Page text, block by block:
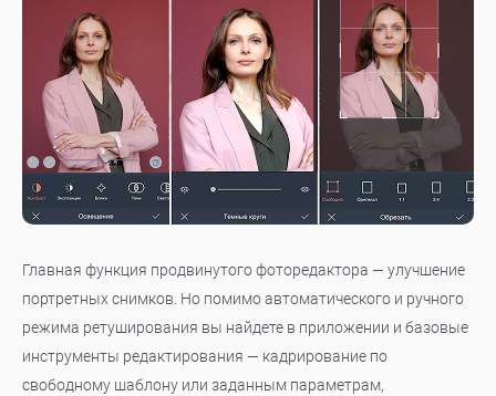
Главная функция продвинутого фоторедактора — улучшение
портретных снимков. Но помимо автоматического и ручного
режима ретуширования вы найдете в приложении и базовые
инструменты редактирования — кадрирование по
свободному шаблону или заданным параметрам,